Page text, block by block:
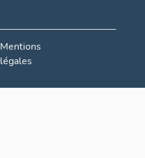
Mentions
légales